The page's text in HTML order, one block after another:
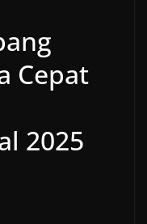
Cepat
2025